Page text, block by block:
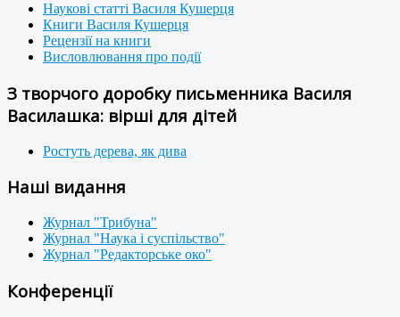
Наукові статті Василя Кушерця
Книги Василя Кушерця
Рецензії на книги
Висловлювання про події
З творчого доробку письменника Василя
Василашка: вірші для дітей
Ростуть дерева, як дива
Наші видання
Журнал "Трибуна"
Журнал "Наука і суспільство"
Журнал "Редакторське око"
Конференції